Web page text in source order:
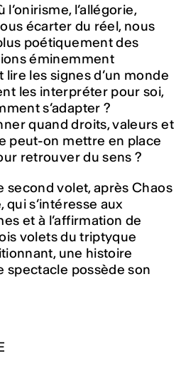
l’allégorie,
écarter du réel, nous
poétiquement des
éminemment
les signes d’un monde
les interpréter pour soi,
s’adapter ?
quand droits, valeurs et
peut-on mettre en place
retrouver du sens ?
volet, après Chaos
s’intéresse aux
et à l’affirmation de
volets du triptyque
une histoire
spectacle possède son